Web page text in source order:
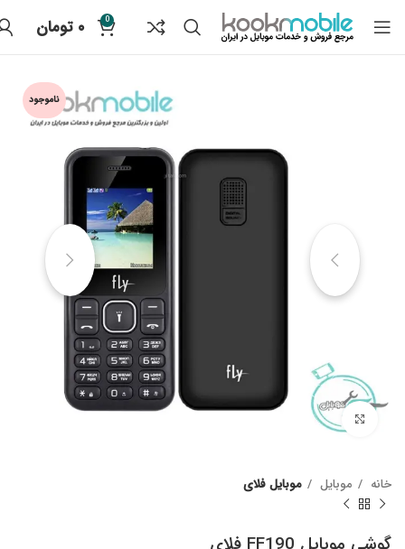
0 ۰ تومان
ناموجود
Click to enlarge
خانه موبایل موبایل فلای